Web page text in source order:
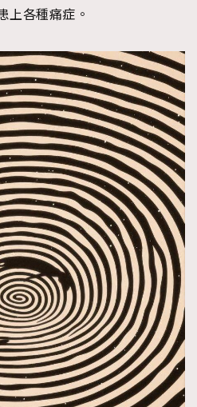
上各種痛症。